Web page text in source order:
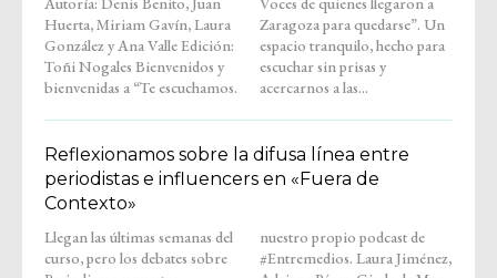
Huerta, Miriam Gavín, Laura
González y Ana Valle Edición:
Toñi Nogales Bienvenidos y
bienvenidas a “Te escuchamos.
Zaragoza para quedarse”. Un
espacio tranquilo, hecho para
escuchar sin prisas y
acercarnos a las...
Reflexionamos sobre la difusa línea entre
periodistas e influencers en «Fuera de
Contexto»
Llegan las últimas semanas del
curso, pero los debates sobre
nuestro propio podcast de
#Entremedios. Laura Jiménez,